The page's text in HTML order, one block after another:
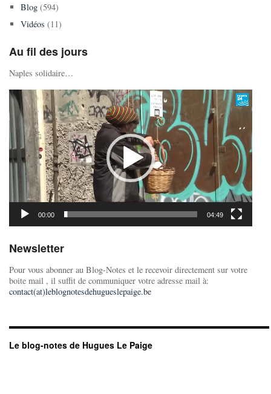
Blog(594)
Vidéos (11)
Au fil des jours
Naples solidaire…
Lecteur
vidéo
00:00 04:49
Newsletter
Pour vous abonner au Blog-Notes et le recevoir directement sur votre
boite mail , il suffit de communiquer votre adresse mail à:
contact(at)leblognotesdehugueslepaige.be
Le blog-notes de Hugues Le Paige